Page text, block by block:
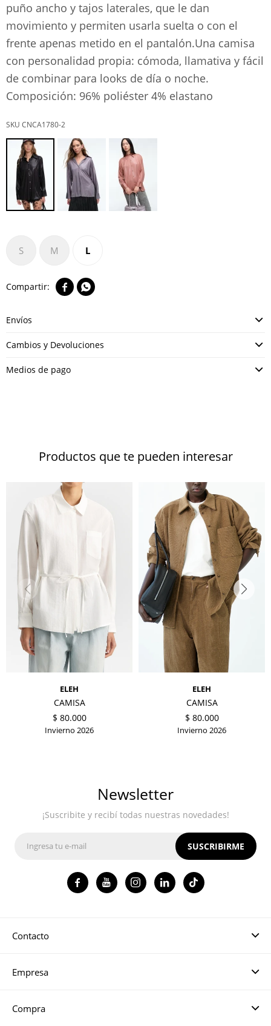
puño ancho y tajos laterales, que le dan
movimiento y permiten usarla suelta o con el
frente apenas metido en el pantalón.Una camisa
con personalidad propia: cómoda, llamativa y fácil
de combinar para looks de día o noche.
Composición: 96% poliéster 4% elastano
CNCA1780-2
S M L
 
Envíos
Cambios y Devoluciones
Medios de pago
Productos que te pueden interesar
ELEH
CAMISA
$ 80.000
Invierno 2026
ELEH
CAMISA
$ 80.000
Invierno 2026
Contacto
Empresa
Compra
Newsletter
¡Suscribite y recibí todas nuestras novedades!
SUSCRIBIRME
   